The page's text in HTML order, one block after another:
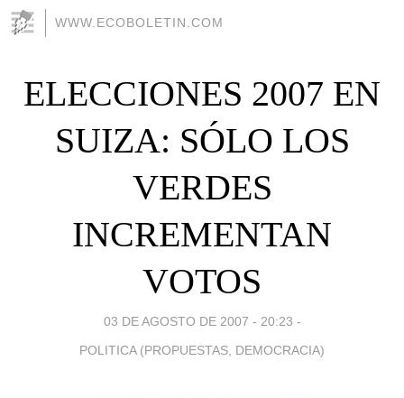
WWW.ECOBOLETIN.COM
ELECCIONES 2007 EN
SUIZA: SÓLO LOS
VERDES
INCREMENTAN
VOTOS
03 DE AGOSTO DE 2007 - 20:23 -
POLITICA (PROPUESTAS, DEMOCRACIA)